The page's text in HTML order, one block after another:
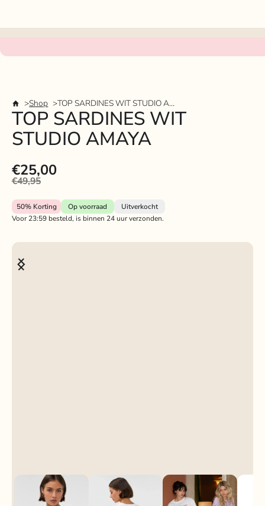
Shop TOP SARDINES WIT STUDIO AMAYA
TOP SARDINES WIT
STUDIO AMAYA
€25,00
€49,95
50%Korting Op voorraad
Uitverkocht
Voor 23:59 besteld, is binnen 24 uur verzonden.